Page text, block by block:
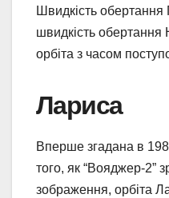
Швидкість обертання
швидкість обертання
орбіта з часом
Лариса
Вперше згадана в
того, як “Вояджер-2”
зображення, орбіта